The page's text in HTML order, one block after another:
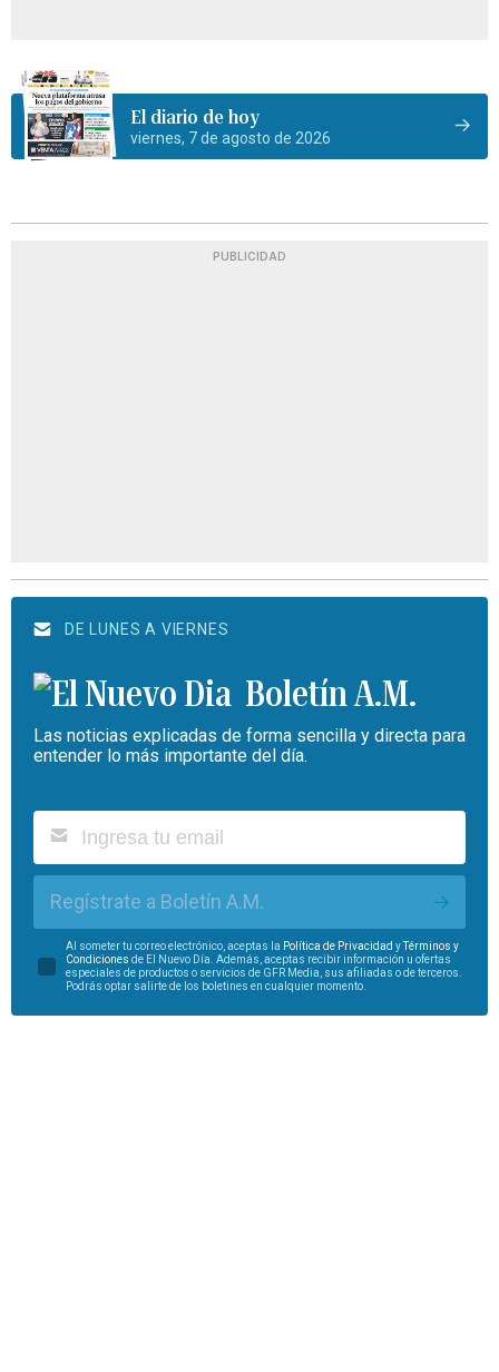
El diario de hoy
viernes, 7 de agosto de 2026
PUBLICIDAD
DE LUNES A VIERNES
Boletín A.M.
Las noticias explicadas de forma sencilla y directa para
entender lo más importante del día.
Regístrate a Boletín A.M.
Al someter tu correo electrónico, aceptas la Política de Privacidad yTérminos y
Condiciones de El Nuevo Día. Además, aceptas recibir información u ofertas
especiales de productos o servicios de GFR Media, sus afiliadas o de terceros.
Podrás optar salirte de los boletines en cualquier momento.